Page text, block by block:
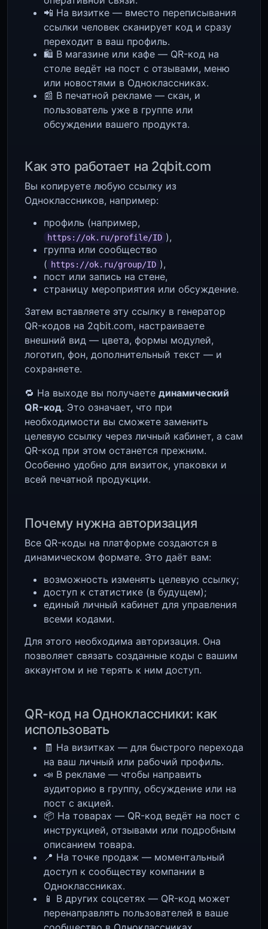
📲 На визитке — вместо переписывания
ссылки человек сканирует код и сразу
переходит в ваш профиль.
🛍️ В магазине или кафе — QR-код на
столе ведёт на пост с отзывами, меню
или новостями в Одноклассниках.
📰 В печатной рекламе — скан, и
пользователь уже в группе или
обсуждении вашего продукта.
Как это работает на 2qbit.com
Вы копируете любую ссылку из
Одноклассников, например:
профиль (например,
https://ok.ru/profile/ID ),
группа или сообщество
( https://ok.ru/group/ID ),
пост или запись на стене,
страницу мероприятия или обсуждение.
Затем вставляете эту ссылку в генератор
QR-кодов на 2qbit.com, настраиваете
внешний вид — цвета, формы модулей,
логотип, фон, дополнительный текст — и
сохраняете.
🔁 На выходе вы получаете динамический
QR-код. Это означает, что при
необходимости вы сможете заменить
целевую ссылку через личный кабинет, а сам
QR-код при этом останется прежним.
Особенно удобно для визиток, упаковки и
всей печатной продукции.
Почему нужна авторизация
Все QR-коды на платформе создаются в
динамическом формате. Это даёт вам:
возможность изменять целевую ссылку;
доступ к статистике (в будущем);
единый личный кабинет для управления
всеми кодами.
Для этого необходима авторизация. Она
позволяет связать созданные коды с вашим
аккаунтом и не терять к ним доступ.
QR-код на Одноклассники: как
использовать
🧾 На визитках — для быстрого перехода
на ваш личный или рабочий профиль.
📣 В рекламе — чтобы направить
аудиторию в группу, обсуждение или на
пост с акцией.
📦 На товарах — QR-код ведёт на пост с
инструкцией, отзывами или подробным
описанием товара.
📍 На точке продаж — моментальный
доступ к сообществу компании в
Одноклассниках.
📱 В других соцсетях — QR-код может
перенаправлять пользователей в ваше